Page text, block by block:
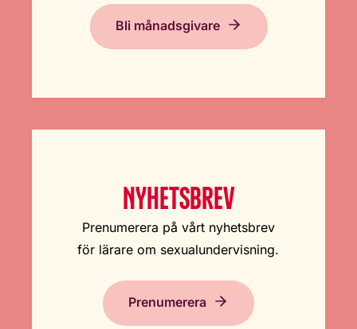
Bli månadsgivare
NYHETSBREV
Prenumerera på vårt nyhetsbrev
för lärare om sexualundervisning.
Prenumerera